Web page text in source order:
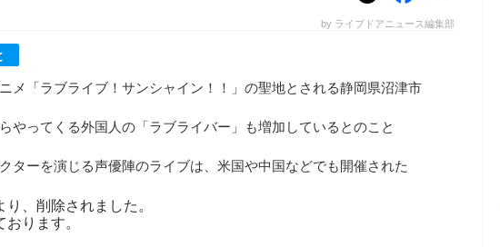
by ライブドアニュース編集部
メ「ラブライブ！サンシャイン！！」の聖地とされる静岡県沼津市
やってくる外国人の「ラブライバー」も増加しているとのこと
ターを演じる声優陣のライブは、米国や中国などでも開催された
、削除されました。
ります。